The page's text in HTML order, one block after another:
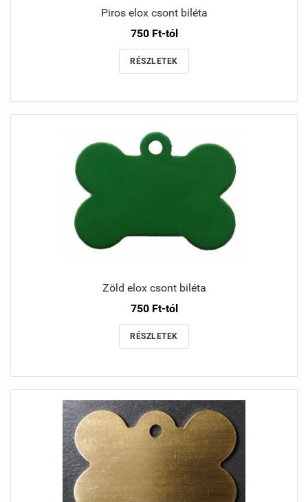
Piros elox csont biléta
750 Ft-tól
RÉSZLETEK
Zöld elox csont biléta
750 Ft-tól
RÉSZLETEK